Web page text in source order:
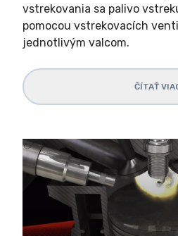
vstrekovania sa palivo
pomocou vstrekovacích
jednotlivým valcom.
ČÍTAŤ